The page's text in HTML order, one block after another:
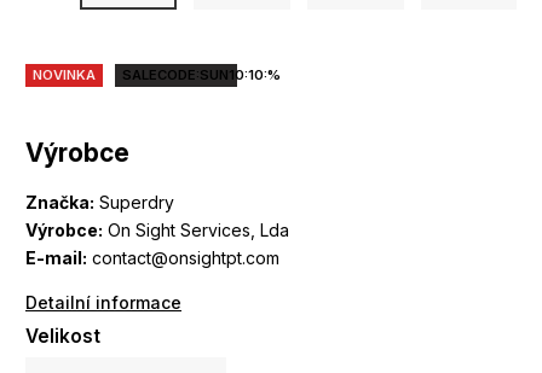
Výrobce
Značka: Superdry
Výrobce: On Sight Services, Lda
E-mail: contact@onsightpt.com
Detailní informace
NOVINKA SALECODE:SUN10:10:%
Velikost